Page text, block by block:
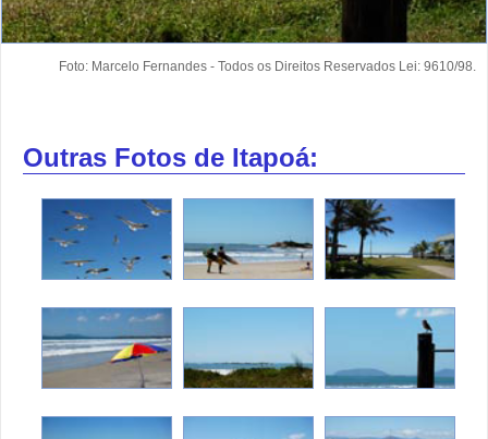
Foto: Marcelo Fernandes - Todos os Direitos Reservados Lei: 9610/98.
Outras Fotos de Itapoá: